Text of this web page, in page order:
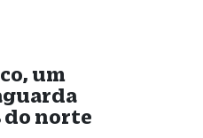
um
do norte